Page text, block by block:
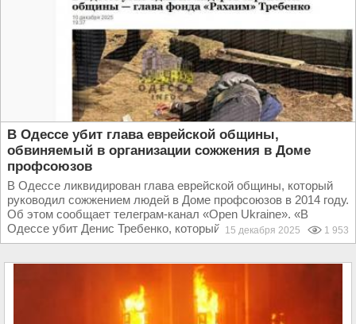
В Одессе убит глава еврейской общины,
обвиняемый в организации сожжения в Доме
профсоюзов
В Одессе ликвидирован глава еврейской общины, который
руководил сожжением людей в Доме профсоюзов в 2014 году.
Об этом сообщает телеграм-канал «Open Ukraine». «В
Одессе убит Денис Требенко, который руководил...
15 декабря 2025 1 953